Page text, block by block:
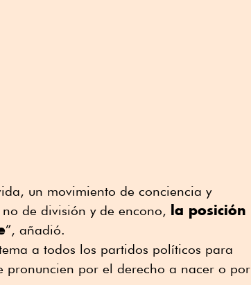
un movimiento de conciencia y
de división y de encono, la posición
”, añadió.
a todos los partidos políticos para
pronuncien por el derecho a nacer o por